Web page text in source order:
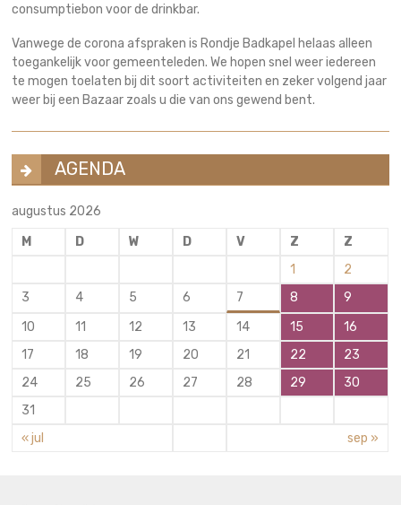
consumptiebon voor de drinkbar.
Vanwege de corona afspraken is Rondje Badkapel helaas alleen
toegankelijk voor gemeenteleden. We hopen snel weer iedereen
te mogen toelaten bij dit soort activiteiten en zeker volgend jaar
weer bij een Bazaar zoals u die van ons gewend bent.
AGENDA
augustus 2026
M
D W D V Z
Z
1
2
3
4 5 6 7 8
9
10
11 12 13 14 15
16
17
18 19 20 21 22
23
24
25 26 27 28 29
30
31
« jul
sep »